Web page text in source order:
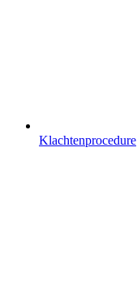
Klachtenprocedure